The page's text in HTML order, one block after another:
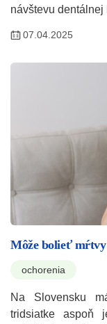
návštevu
07.04.2025
Môže bolieť
ochorenia
Na Slovensku
tridsiatke aspoň